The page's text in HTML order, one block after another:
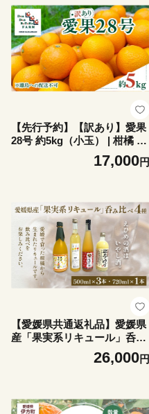
町 送料無料 】 IKTB031
【先行予約】【訳あり】愛果
28号 約5kg（小玉） | 柑橘 み
かん 果物 フルーツ 愛媛県産
農家直送 ※離島への配送不
人気 おすすめ ランキング 柑
橘 みかん ミカン フルーツ mi
kan 果物 オレンジ 愛果28号
Dan Dan BaTaKe FARM 愛媛
県産 訳あり 愛媛県 伊方町 送
料無料】 IKTAU003
17,000円
【愛媛県共通返礼品】愛媛県
産「果実系リキュール」呑み
比べ 4種（500ml×3・720ml×
贈答 ギフト 愛媛県 伊方町 送
26,000円